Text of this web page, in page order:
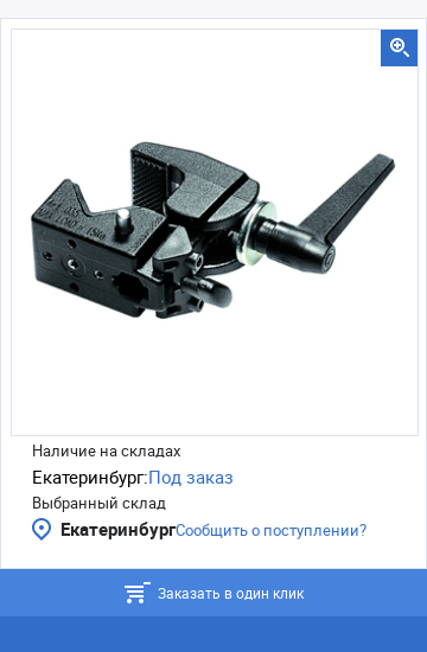
Наличие на складах
Екатеринбург:Под заказ
Выбранный склад
ЕкатеринбургСообщить о поступлении?
Заказать в один клик